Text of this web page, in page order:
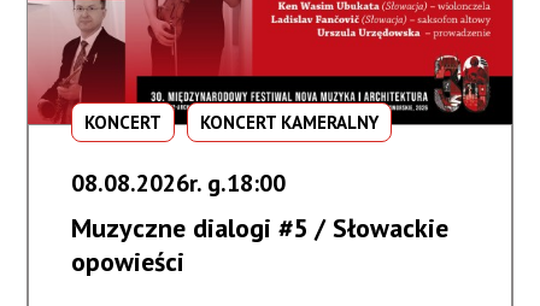
KONCERT KONCERT KAMERALNY
08.08.2026r. g.18:00
Muzyczne dialogi #5 / Słowackie
opowieści